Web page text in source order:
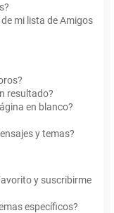
mi lista de Amigos
resultado?
en blanco?
y temas?
y suscribirme
específicos?